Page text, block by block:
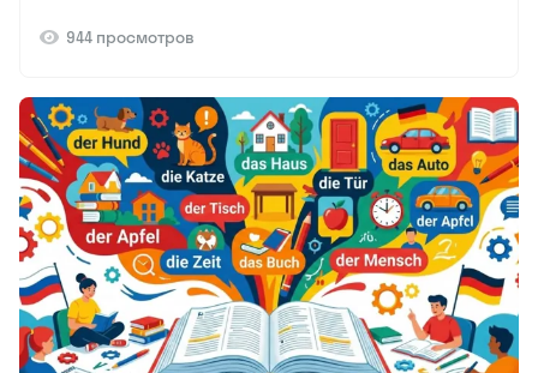
944 просмотров